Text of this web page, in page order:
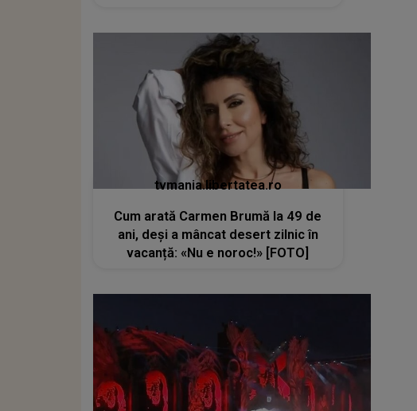
tvmania.libertatea.ro
Cum arată Carmen Brumă la 49 de
ani, deși a mâncat desert zilnic în
vacanță: «Nu e noroc!» [FOTO]